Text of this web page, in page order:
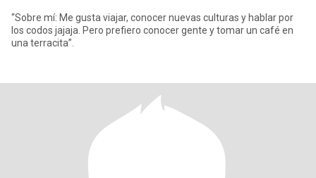
“Sobre mí: Me gusta viajar, conocer nuevas culturas y hablar por
los codos jajaja. Pero prefiero conocer gente y tomar un café en
una terracita”.